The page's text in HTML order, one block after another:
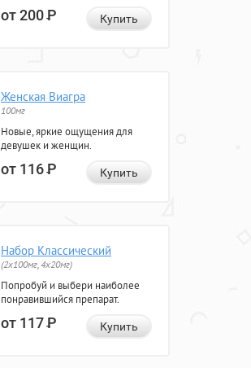
от 200Р Купить
Женская Виагра
100мг
Новые, яркие ощущения для
девушек и женщин.
от 116Р Купить
Набор Классический
(2x100мг, 4x20мг)
Попробуй и выбери наиболее
понравившийся препарат.
от 117Р Купить